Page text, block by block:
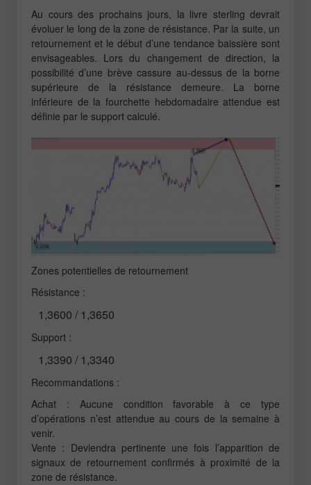
Au cours des prochains jours, la livre sterling devrait
évoluer le long de la zone de résistance. Par la suite, un
retournement et le début d’une tendance baissière sont
envisageables. Lors du changement de direction, la
possibilité d’une brève cassure au-dessus de la borne
supérieure de la résistance demeure. La borne
inférieure de la fourchette hebdomadaire attendue est
définie par le support calculé.
Zones potentielles de retournement
Résistance :
1,3600 / 1,3650
Support :
1,3390 / 1,3340
Recommandations :
Achat : Aucune condition favorable à ce type
d’opérations n’est attendue au cours de la semaine à
venir.
Vente : Deviendra pertinente une fois l’apparition de
signaux de retournement confirmés à proximité de la
zone de résistance.